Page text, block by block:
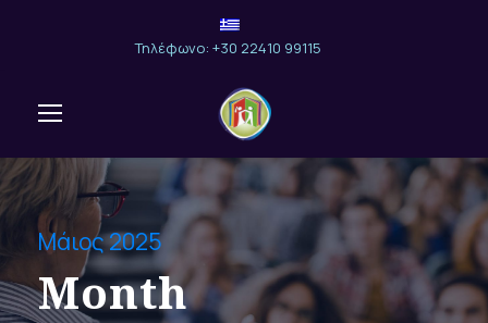
Τηλέφωνο: +30 22410 99115
Μάιος 2025
Month